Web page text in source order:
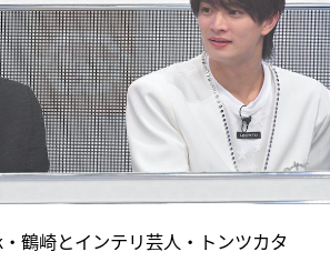
鶴崎とインテリ芸人・トンツカタ